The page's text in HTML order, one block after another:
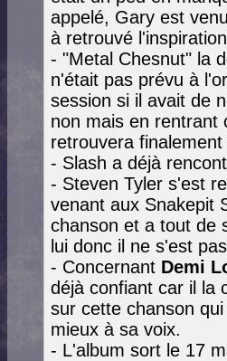
appelé, Gary est
à retrouvé
- "Metal Chesnut" la
n'était pas prévu à
session si il avait de
non mais en rentrant
retrouvera
- Slash a déjà
- Steven Tyler s'est
venant aux Snakepit
chanson et a tout de
lui donc il ne s'est
- Concernant Demi
déjà confiant car il la
sur cette chanson
mieux à sa voix.
- L'album sort le 17